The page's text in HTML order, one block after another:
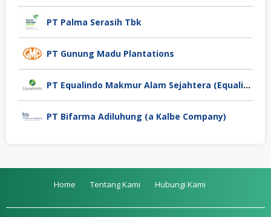
PT Palma Serasih Tbk
PT Gunung Madu Plantations
PT Equalindo Makmur Alam Sejahtera (Equalindo Group)
PT Bifarma Adiluhung (a Kalbe Company)
Home Tentang Kami Hubungi Kami